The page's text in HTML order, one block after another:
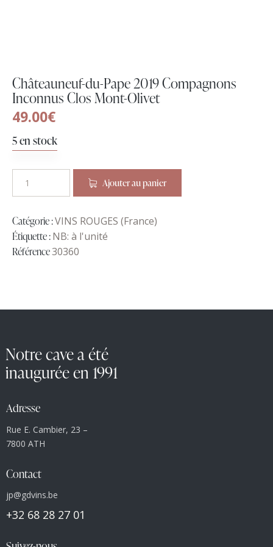
Châteauneuf-du-Pape 2019 Compagnons
Inconnus Clos Mont-Olivet
49.00€
5 en stock
Ajouter au panier
Catégorie :VINS ROUGES (France)
Étiquette :NB: à l'unité
Référence30360
Notre cave a été
inaugurée en 1991
Adresse
Rue E. Cambier, 23 –
7800 ATH
Contact
jp@gdvins.be
+32 68 28 27 01